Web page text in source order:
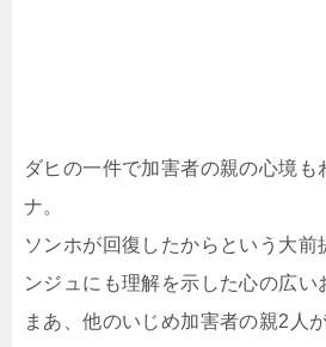
ダヒの一件で加害者の親の心境も
ナ。
ソンホが回復したからという大前
ンジュにも理解を示した心の広い
まあ、他のいじめ加害者の親2人